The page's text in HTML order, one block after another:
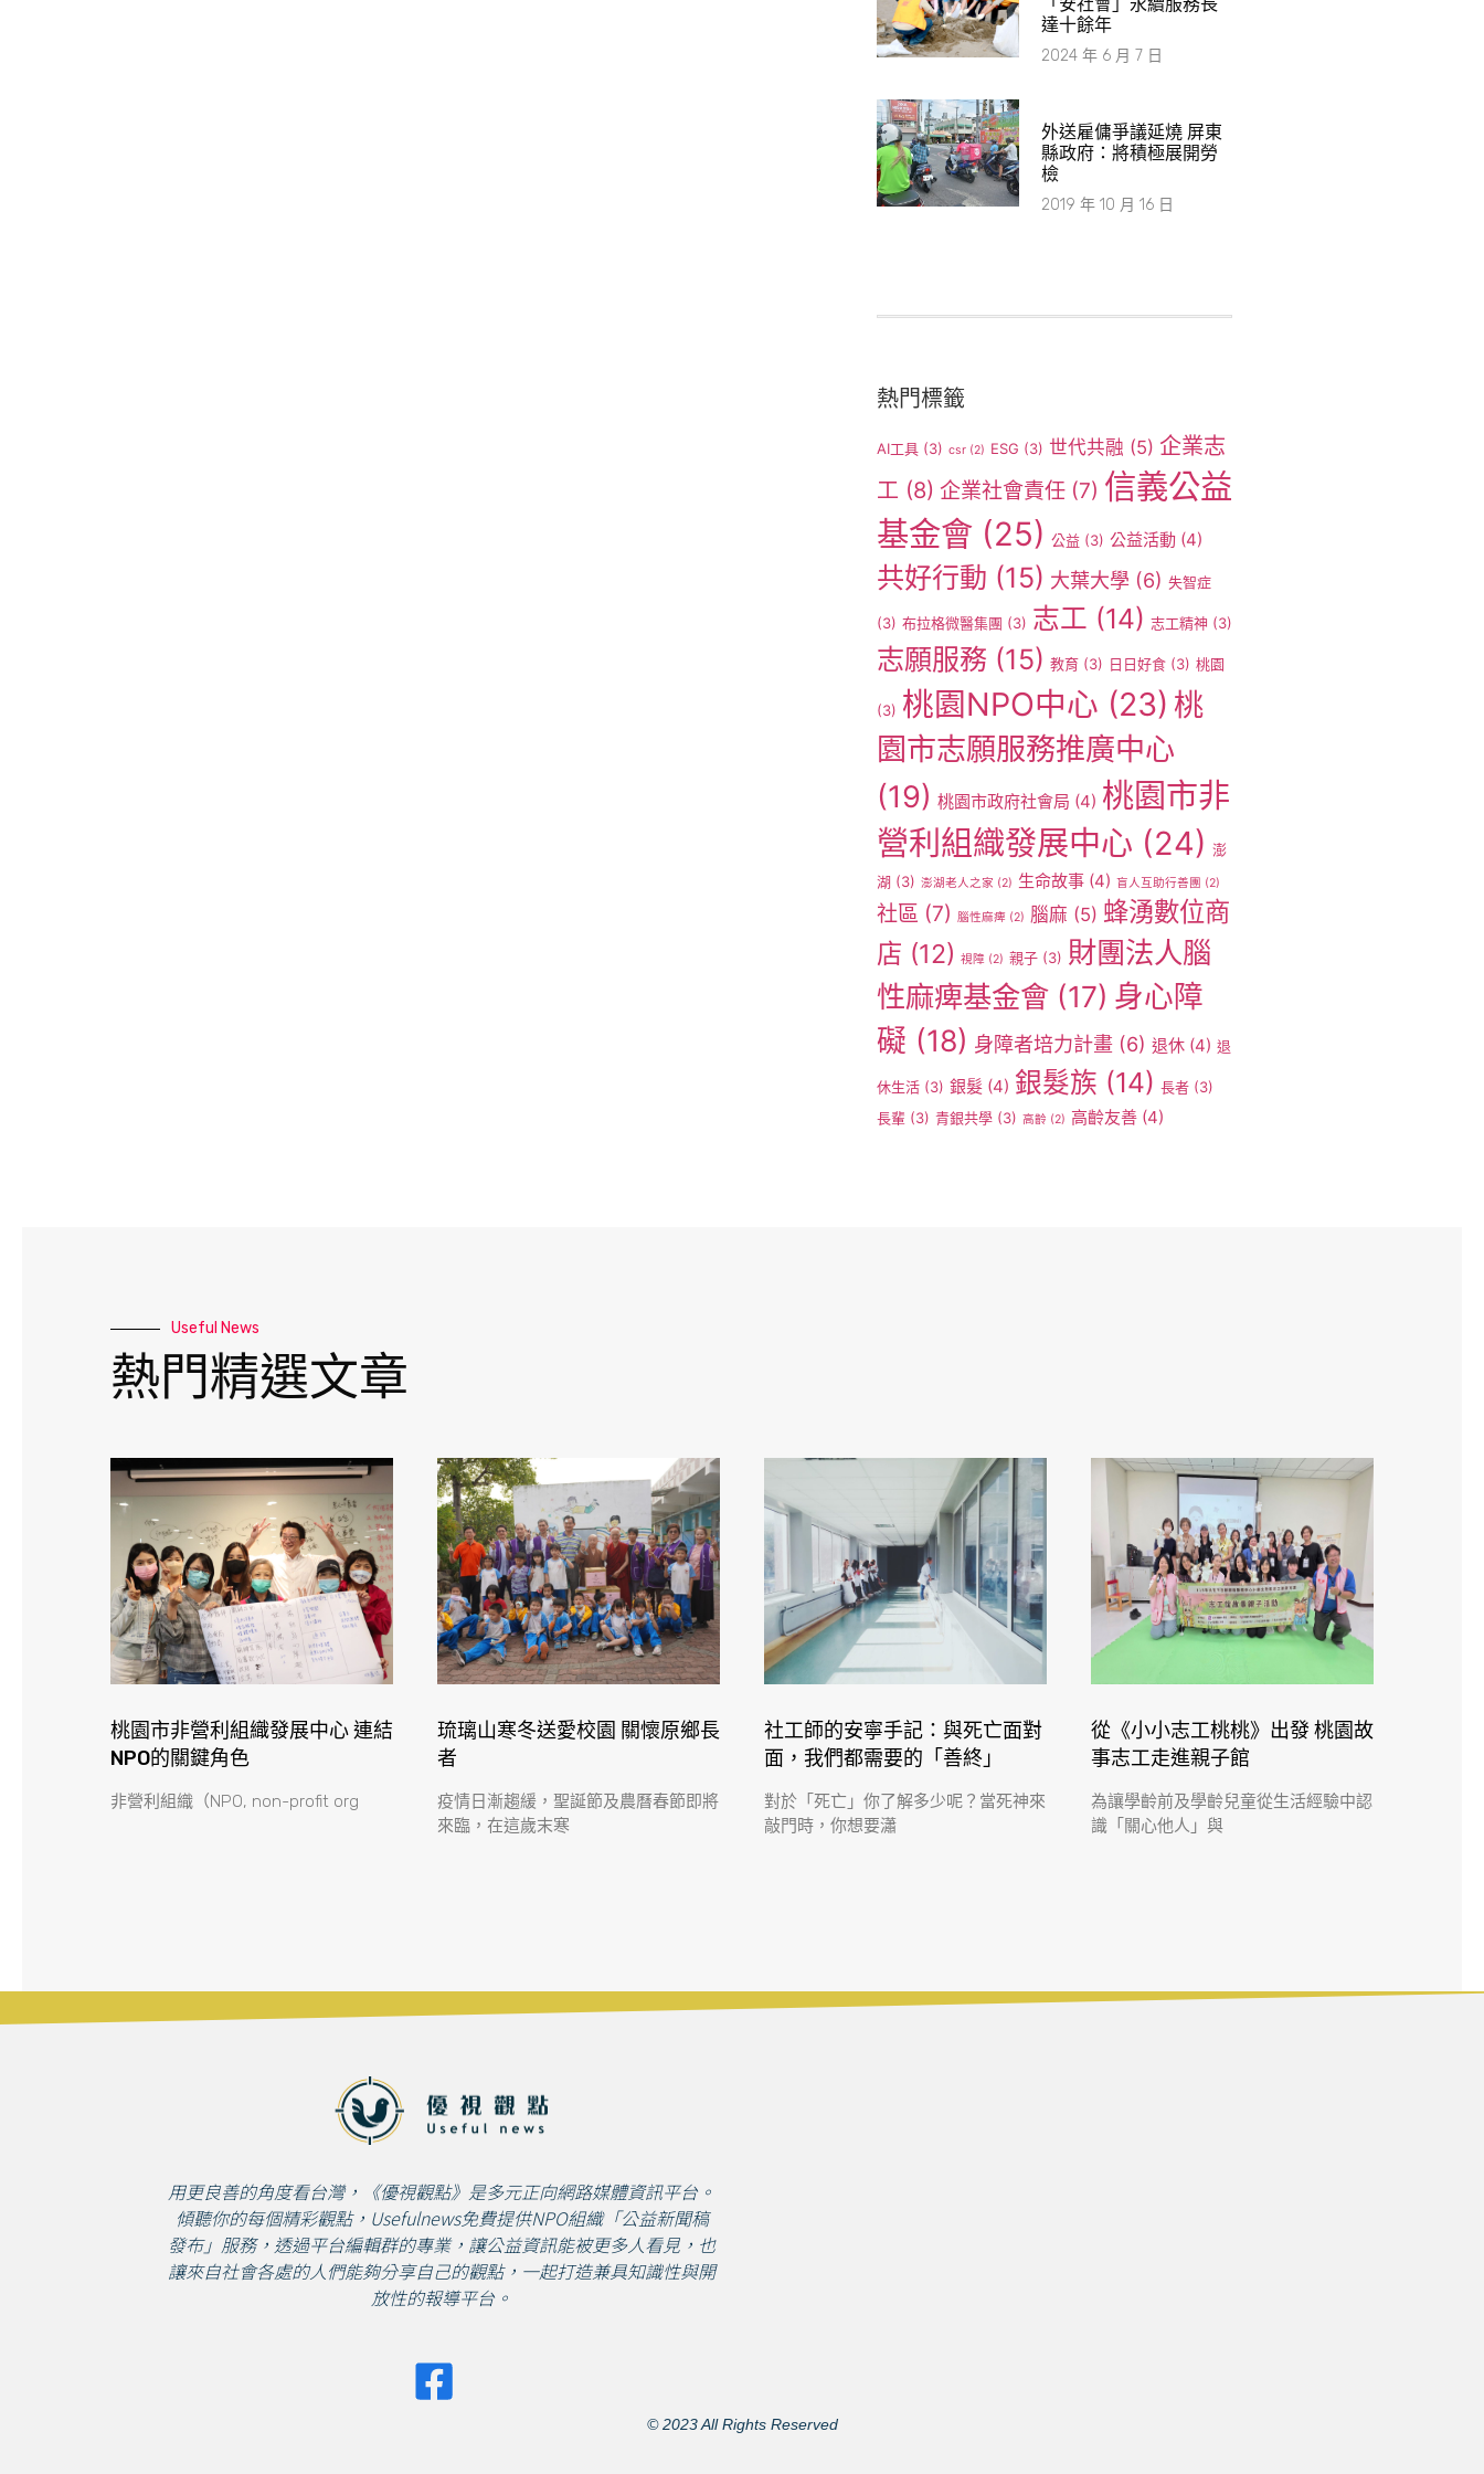
達十餘年
2024 年 6 月 7 日
外送雇傭爭議延燒 屏東
縣政府：將積極展開勞
檢
2019 年 10 月 16 日
熱門標籤
AI工具 (3) csr (2) ESG (3) 世代共融 (5) 企業志
工 (8) 企業社會責任 (7) 信義公益
基金會 (25) 公益 (3) 公益活動 (4)
共好行動 (15) 大葉大學 (6) 失智症
(3) 布拉格微醫集團 (3) 志工 (14) 志工精神 (3)
志願服務 (15) 教育 (3) 日日好食 (3) 桃園
(3) 桃園NPO中心 (23) 桃
園市志願服務推廣中心
(19) 桃園市政府社會局 (4) 桃園市非
營利組織發展中心 (24) 澎
湖 (3) 澎湖老人之家 (2) 生命故事 (4) 盲人互助行善團 (2)
社區 (7) 腦性麻痺 (2) 腦麻 (5) 蜂湧數位商
店 (12) 視障 (2) 親子 (3) 財團法人腦
性麻痺基金會 (17) 身心障
礙 (18) 身障者培力計畫 (6) 退休 (4) 退
休生活 (3) 銀髮 (4) 銀髮族 (14) 長者 (3)
長輩 (3) 青銀共學 (3) 高齡 (2) 高齡友善 (4)
Useful News
熱門精選文章
桃園市非營利組織發展中心 連結
NPO的關鍵角色
非營利組織（NPO, non-profit org
琉璃山寒冬送愛校園 關懷原鄉長
者
疫情日漸趨緩，聖誕節及農曆春節即將
來臨，在這歲末寒
社工師的安寧手記：與死亡面對
面，我們都需要的「善終」
對於「死亡」你了解多少呢？當死神來
敲門時，你想要瀟
從《小小志工桃桃》出發 桃園故
事志工走進親子館
為讓學齡前及學齡兒童從生活經驗中認
識「關心他人」與
用更良善的角度看台灣，《優視觀點》是多元正向網路媒體資訊平台。
傾聽你的每個精彩觀點，Usefulnews免費提供NPO組織「公益新聞稿
發布」服務，透過平台編輯群的專業，讓公益資訊能被更多人看見，也
讓來自社會各處的人們能夠分享自己的觀點，一起打造兼具知識性與開
放性的報導平台。
© 2023 All Rights Reserved